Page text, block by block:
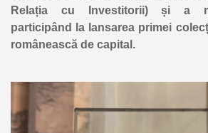
Relația cu Investitorii) și a
participând la lansarea primei
românească de capital.